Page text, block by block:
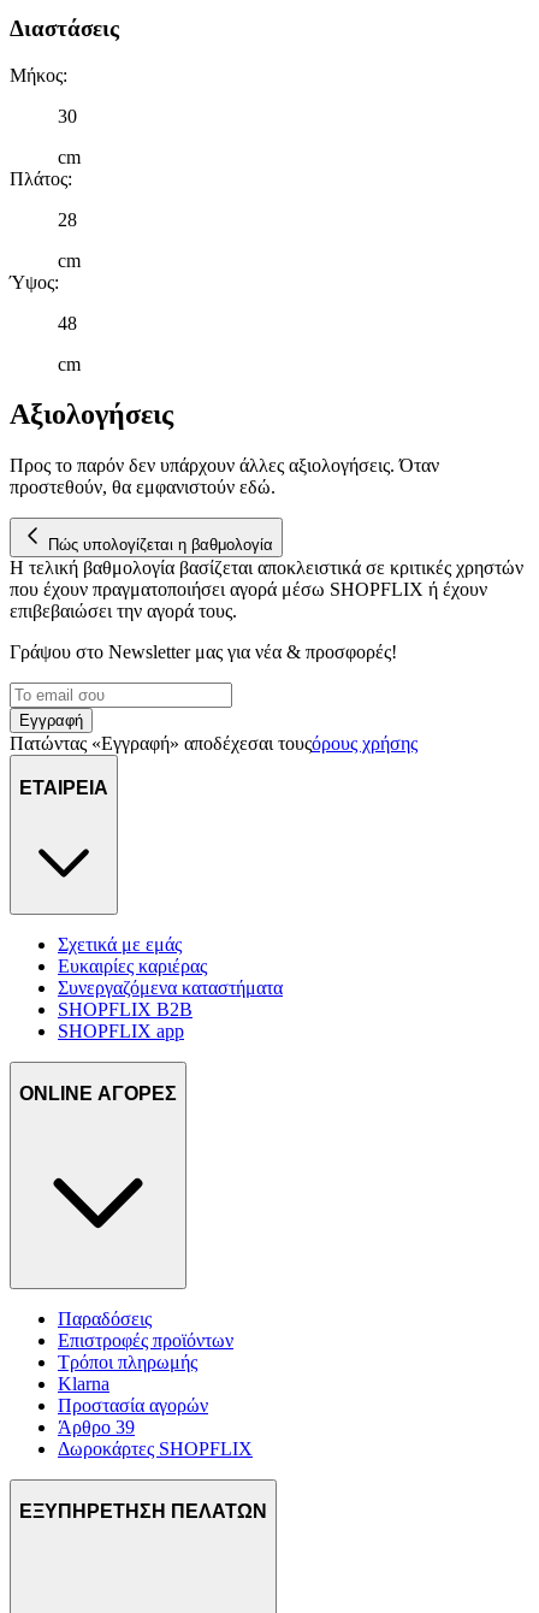
διαφημίσεων και περιεχομένου, τις μετρήσεις σχετικά με
μας και την ανάπτυξη προϊόντων. Επίσης, κοινοποιούμε
τοποθεσίας μας στους συνεργάτες μέσων κοινωνικής
Διαστάσεις
Μήκος:
30
cm
Πλάτος:
28
cm
Ύψος:
48
cm
Αξιολογήσεις
Προς το παρόν δεν υπάρχουν άλλες αξιολογήσεις. Όταν
προστεθούν, θα εμφανιστούν εδώ.
Πώς υπολογίζεται η βαθμολογία
Η τελική βαθμολογία βασίζεται αποκλειστικά σε κριτικές χρηστών
που έχουν πραγματοποιήσει αγορά μέσω SHOPFLIX ή έχουν
επιβεβαιώσει την αγορά τους.
Γράψου στο Νewsletter μας για νέα & προσφορές!
Εγγραφή
Πατώντας «Εγγραφή» αποδέχεσαι τουςόρους χρήσης
ΕΤΑΙΡΕΙΑ
Σχετικά με εμάς
Ευκαιρίες καριέρας
Συνεργαζόμενα καταστήματα
SHOPFLIX B2B
SHOPFLIX app
ONLINE ΑΓΟΡΕΣ
Παραδόσεις
Επιστροφές προϊόντων
Τρόποι πληρωμής
Klarna
Προστασία αγορών
Άρθρο 39
Δωροκάρτες SHOPFLIX
ΕΞΥΠΗΡΕΤΗΣΗ ΠΕΛΑΤΩΝ